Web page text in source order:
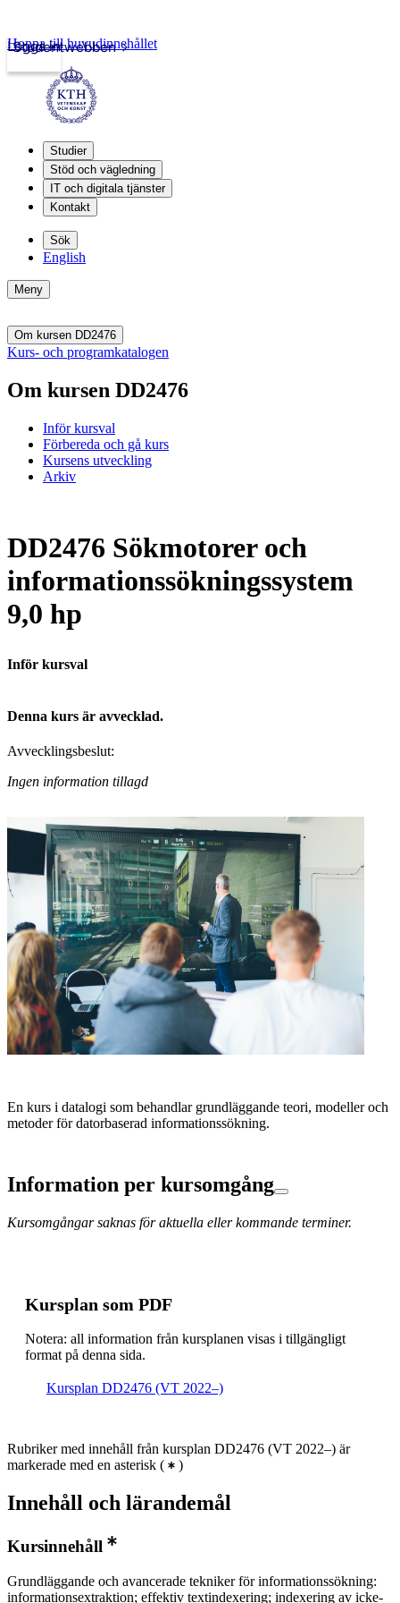
Studentwebben
Logga in
Hoppa till huvudinnehållet
Studier
Stöd och vägledning
IT och digitala tjänster
Kontakt
Sök
English
Meny
Om kursen DD2476
Kurs- och programkatalogen
Om kursen DD2476
Inför kursval
Förbereda och gå kurs
Kursens utveckling
Arkiv
DD2476 Sökmotorer och
informationssökningssystem
9,0 hp
Inför kursval
Denna kurs är avvecklad.
Avvecklingsbeslut:
Ingen information tillagd
En kurs i datalogi som behandlar grundläggande teori, modeller och
metoder för datorbaserad informationssökning.
Information per kursomgång
Kursomgångar saknas för aktuella eller kommande terminer.
Kursplan som PDF
Notera: all information från kursplanen visas i tillgängligt
format på denna sida.
Kursplan DD2476 (VT 2022–)
Rubriker med innehåll från kursplan DD2476 (VT 2022–) är
markerade med en asterisk ( )
Innehåll och lärandemål
Kursinnehåll
Grundläggande och avancerade tekniker för informationssökning:
informationsextraktion; effektiv textindexering; indexering av icke-